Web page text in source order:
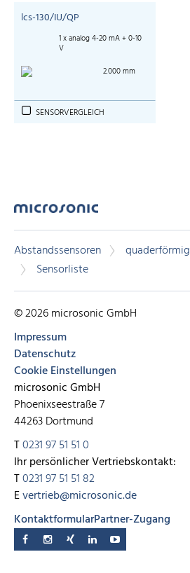
lcs-130/IU/QP
1 x analog 4-20 mA + 0-10
V
2.000 mm
SENSORVERGLEICH
Abstandssensoren quaderförmig
Sensorliste
© 2026 microsonic GmbH
Impressum
Datenschutz
Cookie Einstellungen
microsonic GmbH
Phoenixseestraße 7
44263 Dortmund
T0231 97 51 51 0
Ihr persönlicher Vertriebskontakt:
T0231 97 51 51 82
Evertrieb@microsonic.de
KontaktformularPartner-Zugang